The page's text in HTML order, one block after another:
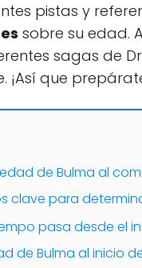
pistas y
sobre su edad.
sagas de
¡Así que
de Bulma al
clave para
pasa desde el
de Bulma al inicio